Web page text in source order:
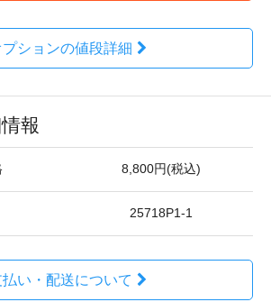
プションの値段詳細
報
8,800円(税込)
25718P1-1
払い・配送について